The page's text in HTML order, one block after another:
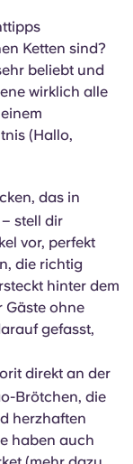
Ketten sind?
beliebt und
wirklich alle
(Hallo,
das in
stell dir
vor, perfekt
die richtig
hinter dem
Gäste ohne
gefasst,
direkt an der
Brötchen, die
herzhaften
haben auch